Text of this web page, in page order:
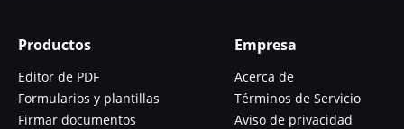
Productos
Editor de PDF
Formularios y plantillas
Firmar documentos
Empresa
Acerca de
Términos de Servicio
Aviso de privacidad